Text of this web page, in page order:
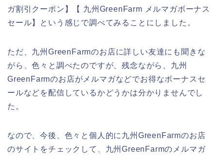
ガ割引クーポン】【 九州GreenFarm メルマガボーナス
セール】という感じで調べてみることにしました。
ただ、九州GreenFarmのお店に詳しい友達にも聞きな
がら、色々と調べたのですが、残念ながら、九州
GreenFarmのお店がメルマガなどでお得なボーナスセ
ールなどを配信しているかどうかは分かりませんでし
た。
なので、今後、色々と個人的に九州GreenFarmのお店
のサイトをチェックして、九州GreenFarmのメルマガ